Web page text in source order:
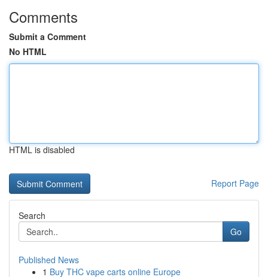
Comments
Submit a Comment
No HTML
HTML is disabled
Report Page
Search
Go
Published News
1 Buy THC vape carts online Europe